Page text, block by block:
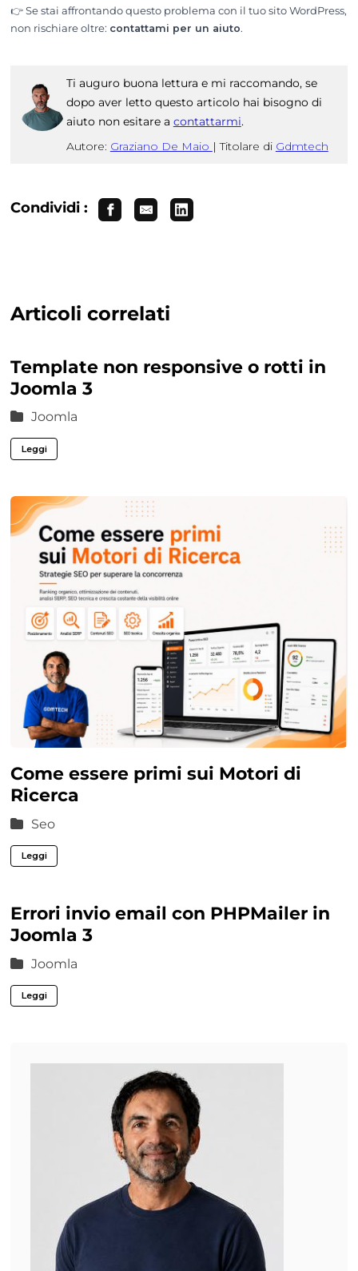
👉 Se stai affrontando questo problema con il tuo sito WordPress,
non rischiare oltre: contattami per un aiuto.
Ti auguro buona lettura e mi raccomando, se
dopo aver letto questo articolo hai bisogno di
aiuto non esitare a contattarmi.
Autore: Graziano De Maio | Titolare di Gdmtech
Condividi :
Articoli correlati
Template non responsive o rotti in
Joomla 3
Joomla
Leggi
Come essere primi sui Motori di
Ricerca
Seo
Leggi
Errori invio email con PHPMailer in
Joomla 3
Joomla
Leggi